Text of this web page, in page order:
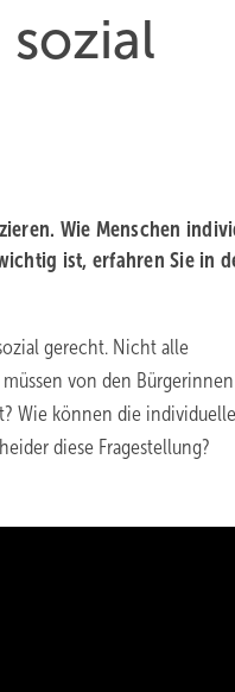
Wie Menschen
ist, erfahren Sie in
gerecht. Nicht alle
von den
Wie können die
diese Fragestellung?